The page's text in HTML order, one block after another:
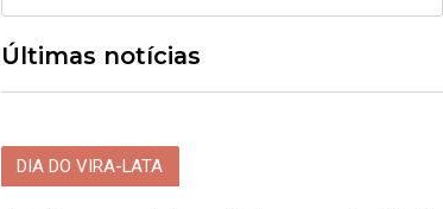
Últimas notícias
DIA DO VIRA-LATA